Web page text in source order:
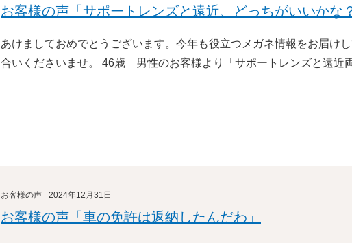
お客様の声「サポートレンズと遠近、どっちがいいかな
あけましておめでとうございます。今年も役立つメガネ情報をお届け
合いくださいませ。 46歳 男性のお客様より「サポートレンズと遠近
お客様の声 2024年12月31日
お客様の声「車の免許は返納したんだわ」